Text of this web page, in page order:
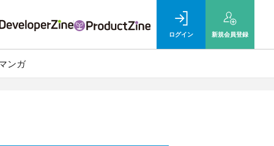
ログイン 新規会員登録
ンガ